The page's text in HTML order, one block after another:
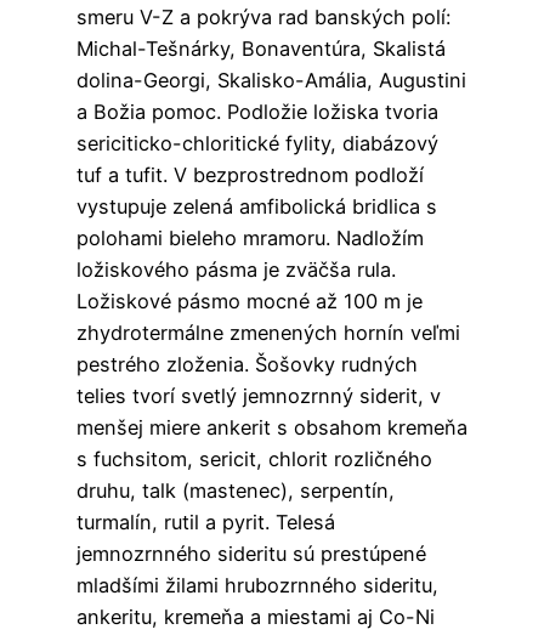
smeru V-Z a pokrýva rad banských polí:
Michal-Tešnárky, Bonaventúra, Skalistá
dolina-Georgi, Skalisko-Amália, Augustini
a Božia pomoc. Podložie ložiska tvoria
sericiticko-chloritické fylity, diabázový
tuf a tufit. V bezprostrednom podloží
vystupuje zelená amfibolická bridlica s
polohami bieleho mramoru. Nadložím
ložiskového pásma je zväčša rula.
Ložiskové pásmo mocné až 100 m je
zhydrotermálne zmenených hornín veľmi
pestrého zloženia. Šošovky rudných
telies tvorí svetlý jemnozrnný siderit, v
menšej miere ankerit s obsahom kremeňa
s fuchsitom, sericit, chlorit rozličného
druhu, talk (mastenec), serpentín,
turmalín, rutil a pyrit. Telesá
jemnozrnného sideritu sú prestúpené
mladšími žilami hrubozrnného sideritu,
ankeritu, kremeňa a miestami aj Co-Ni